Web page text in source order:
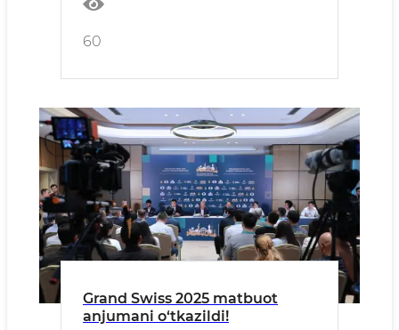
60
Grand Swiss 2025 matbuot
anjumani o‘tkazildi!